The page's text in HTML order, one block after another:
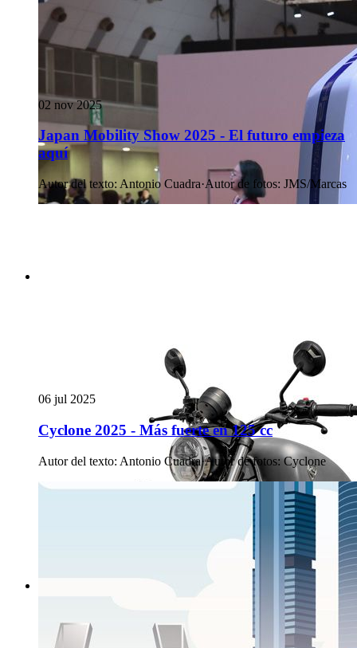
02 nov 2025
Japan Mobility Show 2025 - El futuro empieza
aquí
Autor del texto: Antonio Cuadra·Autor de fotos: JMS/Marcas
06 jul 2025
Cyclone 2025 - Más fuerte en 125 cc
Autor del texto: Antonio Cuadra·Autor de fotos: Cyclone